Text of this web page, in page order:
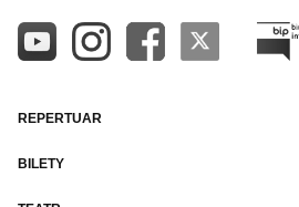
REPERTUAR
BILETY